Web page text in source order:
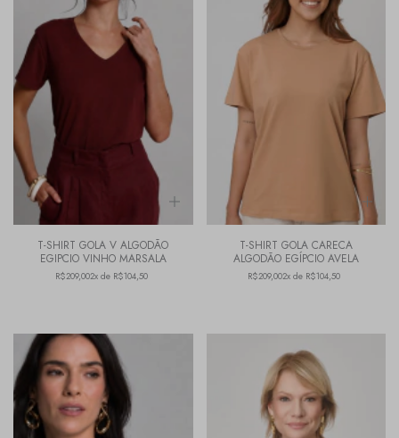
T-SHIRT GOLA V ALGODÃO
EGIPCIO VINHO MARSALA
R$209,002x de R$104,50
T-SHIRT GOLA CARECA
ALGODÃO EGÍPCIO AVELA
R$209,002x de R$104,50